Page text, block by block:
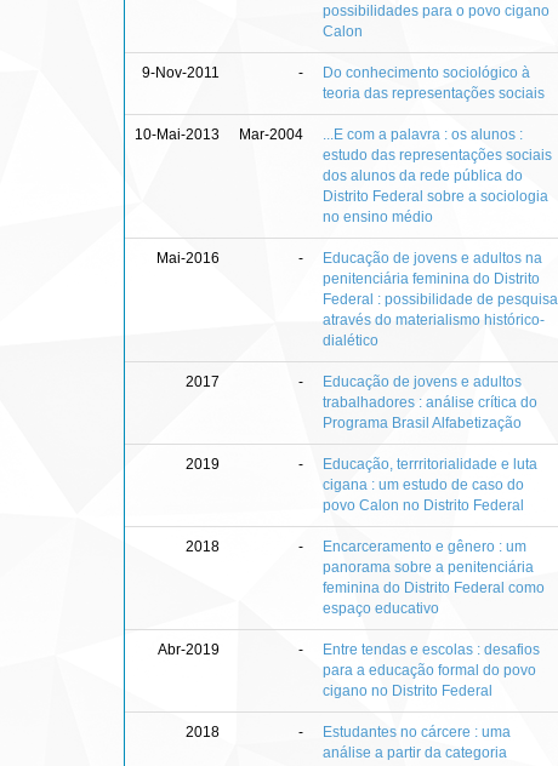
possibilidades para o povo cigano
Calon
9-Nov-2011 -
Do conhecimento sociológico à
teoria das representações sociais
10-Mai-2013 Mar-2004
...E com a palavra : os alunos :
estudo das representações sociais
dos alunos da rede pública do
Distrito Federal sobre a sociologia
no ensino médio
Mai-2016 -
Educação de jovens e adultos na
penitenciária feminina do Distrito
Federal : possibilidade de pesquisa
através do materialismo histórico-
dialético
2017 -
Educação de jovens e adultos
trabalhadores : análise crítica do
Programa Brasil Alfabetização
2019 -
Educação, terrritorialidade e luta
cigana : um estudo de caso do
povo Calon no Distrito Federal
2018 -
Encarceramento e gênero : um
panorama sobre a penitenciária
feminina do Distrito Federal como
espaço educativo
Abr-2019 -
Entre tendas e escolas : desafios
para a educação formal do povo
cigano no Distrito Federal
2018 -
Estudantes no cárcere : uma
análise a partir da categoria